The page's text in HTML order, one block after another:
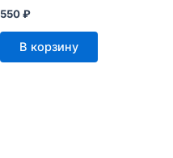
550₽
В корзину